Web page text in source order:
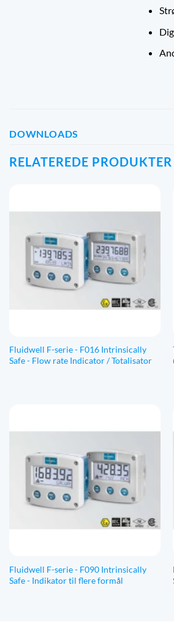
DOWNLOADS
RELATEREDE PRODUKTER
Fluidwell F-serie - F016 Intrinsically
Safe - Flow rate Indicator / Totalisator
Fluidwell F-serie - F090 Intrinsically
Safe - Indikator til flere formål